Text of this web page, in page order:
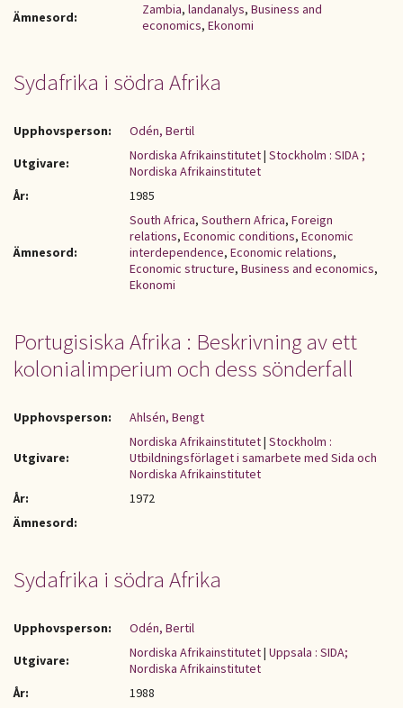
Ämnesord:
Zambia, landanalys, Business and
economics, Ekonomi
Sydafrika i södra Afrika
Upphovsperson:
Odén, Bertil
Utgivare:
Nordiska Afrikainstitutet| Stockholm : SIDA ;
Nordiska Afrikainstitutet
År:
1985
Ämnesord:
South Africa, Southern Africa, Foreign
relations, Economic conditions, Economic
interdependence, Economic relations,
Economic structure, Business and economics,
Ekonomi
Portugisiska Afrika : Beskrivning av ett
kolonialimperium och dess sönderfall
Upphovsperson: Ahlsén, Bengt
Utgivare:
Nordiska Afrikainstitutet| Stockholm :
Utbildningsförlaget i samarbete med Sida och
Nordiska Afrikainstitutet
År:
1972
Ämnesord:
Sydafrika i södra Afrika
Upphovsperson:
Odén, Bertil
Utgivare:
Nordiska Afrikainstitutet| Uppsala : SIDA;
Nordiska Afrikainstitutet
År:
1988